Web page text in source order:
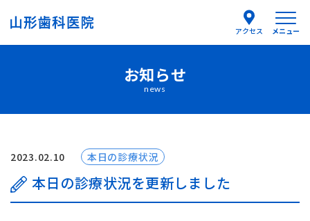
アクセス メニュー
医師紹介
はじめての方へ
診療案内
お知らせ
news
2023.02.10 本日の診療状況
本日の診療状況を更新しました